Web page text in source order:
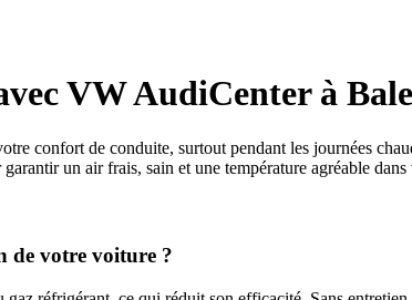
VW AudiCenter à
confort de conduite, surtout pendant les journées
un air frais, sain et une température agréable
de votre voiture ?